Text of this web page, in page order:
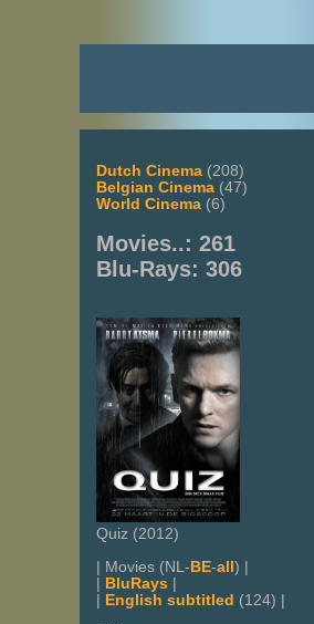
Dutch Cinema (208)
Belgian Cinema (47)
World Cinema (6)
Movies..: 261
Blu-Rays: 306
Quiz (2012)
| Movies (NL- BE-all ) |
BluRays
English subtitled (124) |